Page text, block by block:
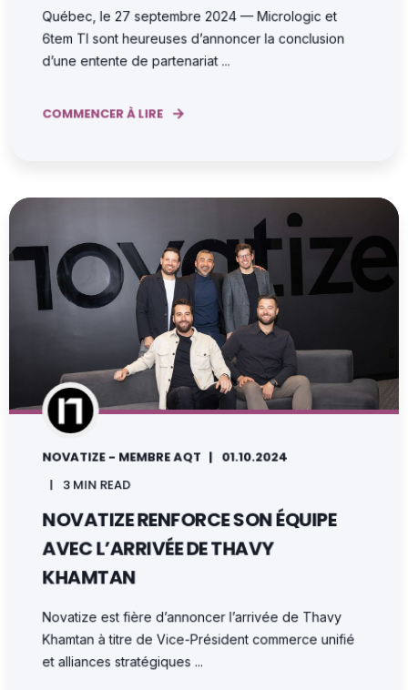
Québec, le 27 septembre 2024 — Micrologic et
6tem TI sont heureuses d’annoncer la conclusion
d’une entente de partenariat ...
COMMENCER À LIRE
NOVATIZE - MEMBRE AQT
01.10.2024
3 MIN READ
NOVATIZE RENFORCE SON ÉQUIPE
AVEC L’ARRIVÉE DE THAVY
KHAMTAN
Novatize est fière d’annoncer l’arrivée de Thavy
Khamtan à titre de Vice-Président commerce unifié
et alliances stratégiques ...